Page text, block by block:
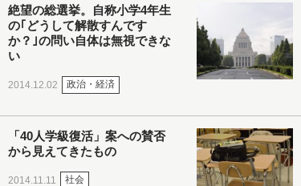
絶望の総選挙。自称小学4年生
の｢どうして解散すんです
か？｣の問い自体は無視できな
い
2014.12.02 政治・経済
「40人学級復活」案への賛否
から見えてきたもの
2014.11.11 社会